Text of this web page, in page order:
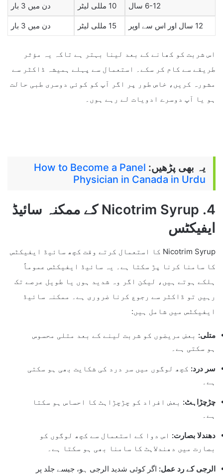
6-12 سال 10 مللی لیٹر دن میں 3 بار
12 سال اور اس سے اوپر 15 مللی لیٹر دن میں 3 بار
اس شربت کو کھانے کے بعد لینا بہتر ہے تاکہ یہ مؤثر
طریقے سے کام کر سکے۔ استعمال سے پہلے ہمیشہ ڈاکٹر سے
مشورہ کریں، خاص طور پر اگر آپ کو کوئی دوسری طبی حالت
ہو یا آپ دوسرے ادویات لے رہے ہوں۔
یہ بھی پڑھیں: How to Become a Panel
Physician in Canada in Urdu
4. Nicotrim Syrup کے ممکنہ سائیڈ
ایفیکٹس
Nicotrim Syrup کا استعمال کرتے وقت کچھ سائیڈ ایفیکٹس
کا سامنا کرنا پڑ سکتا ہے۔ یہ سائیڈ ایفیکٹس عموماً
ہلکے ہوتے ہیں، لیکن اگر وہ شدید ہوں یا طویل عرصے تک
رہیں تو ڈاکٹر سے رجوع کرنا ضروری ہے۔ ممکنہ سائیڈ
ایفیکٹس میں شامل ہیں:
متلی: بعض مریضوں کو شربت لینے کے بعد متلی محسوس
ہو سکتی ہے۔
سر درد: کچھ لوگوں میں سر درد کی شکایت بھی ہو سکتی
ہے۔
چڑچڑاہٹ: بعض افراد کو چڑچڑاہٹ کا احساس ہو سکتا
ہے۔
دھندلا بصارت: اس دوا کے استعمال سے کچھ لوگوں کو
بصارت میں دھندلاہٹ کا سامنا بھی ہو سکتا ہے۔
الرجی کے رد عمل: اگر کوئی شدید الرجی ہو، جیسے جلد پر